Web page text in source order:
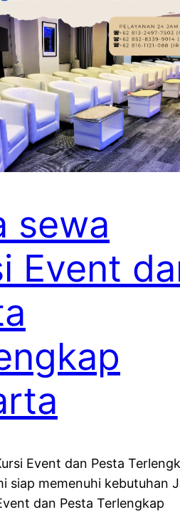
sewa
Event
Event dan Pesta
siap memenuhi kebutuhan
dan Pesta Terlengkap